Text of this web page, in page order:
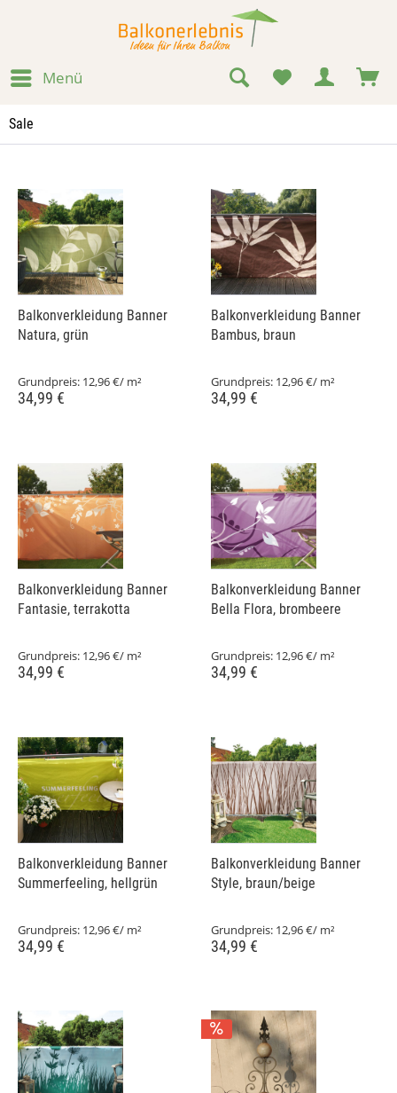
Menü
Sale
Balkonverkleidung Banner
Natura, grün
Grundpreis: 12,96 €/ m²
34,99 €
Balkonverkleidung Banner
Bambus, braun
Grundpreis: 12,96 €/ m²
34,99 €
Balkonverkleidung Banner
Fantasie, terrakotta
Grundpreis: 12,96 €/ m²
34,99 €
Balkonverkleidung Banner
Bella Flora, brombeere
Grundpreis: 12,96 €/ m²
34,99 €
Balkonverkleidung Banner
Summerfeeling, hellgrün
Grundpreis: 12,96 €/ m²
34,99 €
Balkonverkleidung Banner
Style, braun/beige
Grundpreis: 12,96 €/ m²
34,99 €